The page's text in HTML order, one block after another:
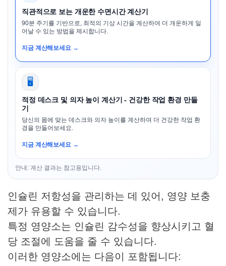
직관적으로 보는 개운한 수면시간 계산기
90분 주기를 기반으로, 최적의 기상 시간을 계산하여 더 개운하게 일
어날 수 있는 방법을 제시합니다.
지금 계산해보세요 →
🖥️
적정 데스크 및 의자 높이 계산기 - 건강한 작업 환경 만들
기
당신의 몸에 맞는 데스크와 의자 높이를 계산하여 더 건강한 작업 환
경을 만들어보세요.
지금 계산해보세요 →
안내: 계산 결과는 참고용입니다.
인슐린 저항성을 관리하는 데 있어, 영양 보충
제가 유용할 수 있습니다.
특정 영양소는 인슐린 감수성을 향상시키고 혈
당 조절에 도움을 줄 수 있습니다.
이러한 영양소에는 다음이 포함됩니다: